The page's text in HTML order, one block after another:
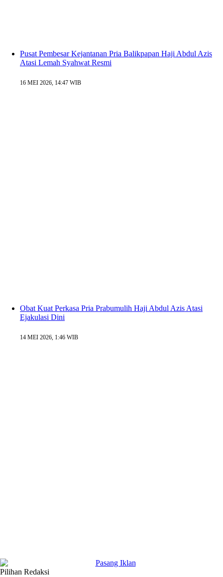
Pusat Pembesar Kejantanan Pria Balikpapan Haji Abdul Azis
Atasi Lemah Syahwat Resmi
16 MEI 2026, 14:47 WIB
Obat Kuat Perkasa Pria Prabumulih Haji Abdul Azis Atasi
Ejakulasi Dini
14 MEI 2026, 1:46 WIB
Pilihan Redaksi